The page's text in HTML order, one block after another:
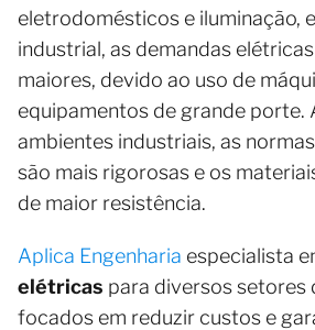
eletrodomésticos e iluminação,
industrial, as demandas
maiores, devido ao uso de
equipamentos de grande porte.
ambientes industriais, as
são mais rigorosas e os
de maior resistência.
Aplica Engenharia especialista
elétricas para diversos setores
focados em reduzir custos e